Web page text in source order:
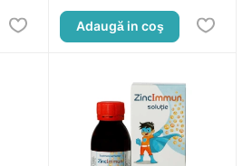
Adaugă in coş